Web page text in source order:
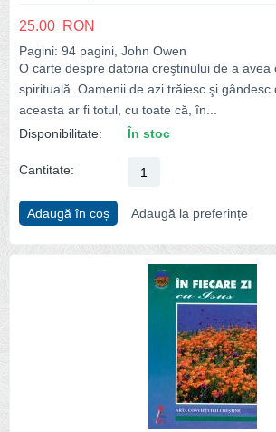
25.00 RON
Pagini: 94 pagini, John Owen
O carte despre datoria creştinului de a avea
spirituală. Oamenii de azi trăiesc şi
aceasta ar fi totul, cu toate că, în...
Disponibilitate:
În stoc
Cantitate:
Adaugă în coș Adaugă la preferințe